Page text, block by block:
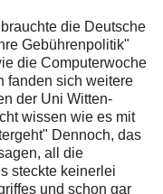
die Deutsche
Gebührenpolitik"
die Computerwoche
fanden sich weitere
der Uni Witten-
wissen wie es mit
Dennoch, das
all die
steckte keinerlei
und schon gar